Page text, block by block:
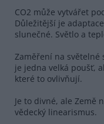
CO2 může vytvářet
Důležitější je
slunečné. Světlo a
Zaměření na světelné
je jedna velká poušť,
které to ovlivňují.
Je to divné, ale Země
vědecký linearismus.